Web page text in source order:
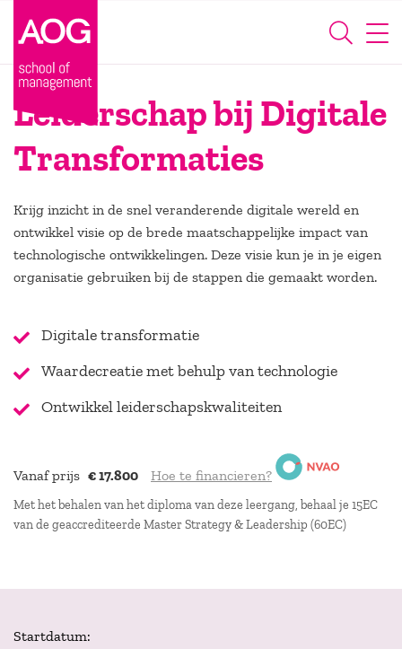
Leiderschap bij Digitale
Transformaties
Krijg inzicht in de snel veranderende digitale wereld en
ontwikkel visie op de brede maatschappelijke impact van
technologische ontwikkelingen. Deze visie kun je in je eigen
organisatie gebruiken bij de stappen die gemaakt worden.
Digitale transformatie
Waardecreatie met behulp van technologie
Ontwikkel leiderschapskwaliteiten
Vanaf prijs € 17.800 Hoe te financieren?
Met het behalen van het diploma van deze leergang, behaal je 15EC
van de geaccrediteerde Master Strategy & Leadership (60EC)
Startdatum: